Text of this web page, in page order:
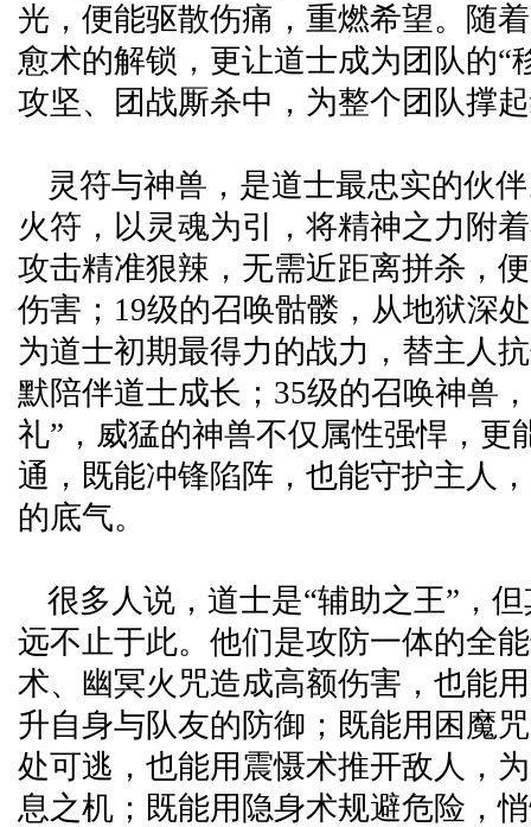
光，便能驱散伤痛，重燃希望。随
愈术的解锁，更让道士成为团队的“
攻坚、团战厮杀中，为整个团队撑
灵符与神兽，是道士最忠实的伙
火符，以灵魂为引，将精神之力附
攻击精准狠辣，无需近距离拼杀，
伤害；19级的召唤骷髅，从地狱深
为道士初期最得力的战力，替主人
默陪伴道士成长；35级的召唤神兽
礼”，威猛的神兽不仅属性强悍，更
通，既能冲锋陷阵，也能守护主人
的底气。
很多人说，道士是“辅助之王”，
远不止于此。他们是攻防一体的全
术、幽冥火咒造成高额伤害，也能
升自身与队友的防御；既能用困魔
处可逃，也能用震慑术推开敌人，
息之机；既能用隐身术规避危险，